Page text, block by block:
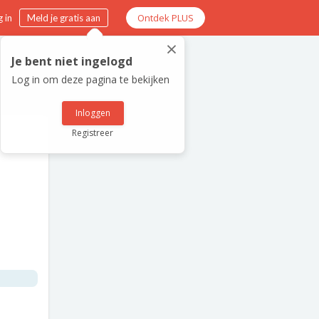
in Meld je gratis aan Ontdek PLUS
×
Je bent niet ingelogd
Log in om deze pagina te bekijken
Inloggen
Registreer